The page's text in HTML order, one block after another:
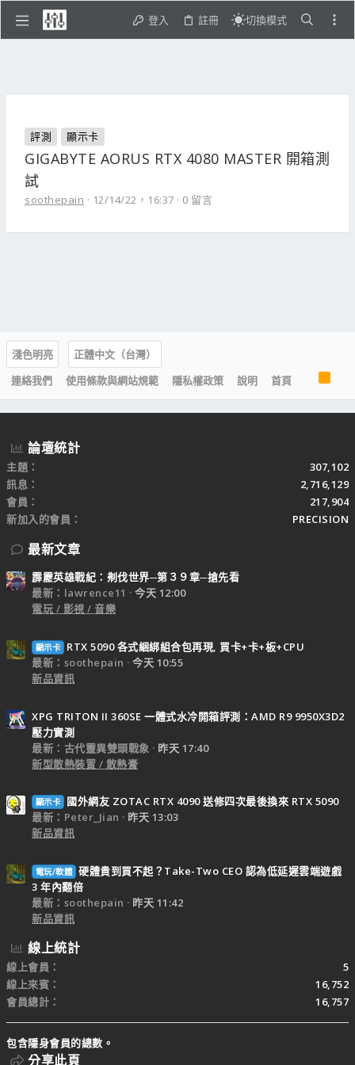
登入 註冊 切換模式
評測 顯示卡
GIGABYTE AORUS RTX 4080 MASTER 開箱測
試
soothepain 12/14/22，16:37 0 留言
淺色明亮
正體中文（台灣）
連絡我們
使用條款與網站規範 隱私權政策 說明 首頁
R
S
S
論壇統計
主題
307,102
訊息
2,716,129
會員
217,904
新加入的會員
PRECISION
最新文章
霹靂英雄戰紀：刜伐世界─第３９章─搶先看
最新：lawrence11
今天 12:00
電玩 / 影視 / 音樂
顯示卡
RTX 5090 各式綑綁組合包再現, 買卡+卡+板+CPU
最新：soothepain
今天 10:55
新品資訊
XPG TRITON II 360SE 一體式水冷開箱評測：AMD R9 9950X3D2
壓力實測
最新：古代靈異雙頭戰象
昨天 17:40
新型散熱裝置 / 散熱膏
顯示卡
國外網友 ZOTAC RTX 4090 送修四次最後換來 RTX 5090
最新：Peter_Jian
昨天 13:03
新品資訊
電玩/軟體 硬體貴到買不起？Take-Two CEO 認為低延遲雲端遊戲
3 年內翻倍
最新：soothepain
昨天 11:42
新品資訊
線上統計
線上會員
5
線上來賓
16,752
會員總計
16,757
包含隱身會員的總數。
分享此頁